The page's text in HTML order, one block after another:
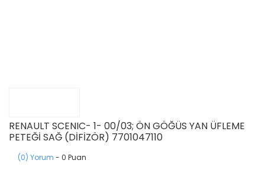
RENAULT SCENIC- 1- 00/03; ÖN GÖĞÜS YAN ÜFLEME
PETEĞİ SAĞ (DİFİZÖR) 7701047110
(0) Yorum - 0 Puan